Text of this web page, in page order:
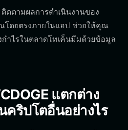
ติดตามผลการดำเนินงานของ
ดยตรงภายในแอป ช่วยให้คุณ
กำไรในตลาดโทเค็นมีมด้วยข้อมูล
แตกต่าง
คริปโตอื่นอย่างไร